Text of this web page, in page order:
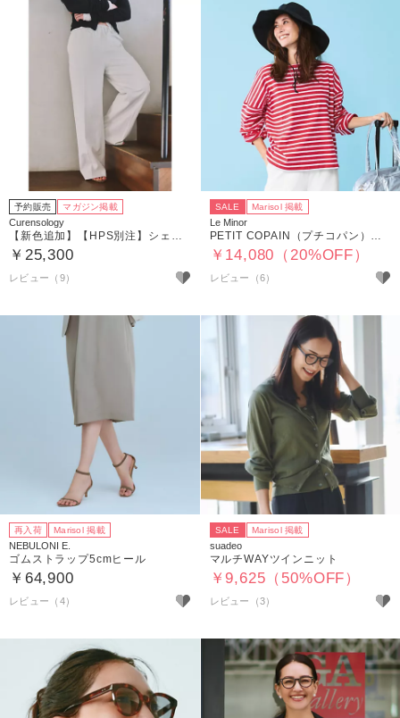
予約販売 マガジン掲載
Curensology
【新色追加】【HPS別注】シェルタリングワイドパンツ
￥25,300
レビュー（9）
SALE Marisol 掲載
Le Minor
PETIT COPAIN（プチコパン）ボーダーカットソー
￥14,080（20%OFF）
レビュー（6）
再入荷 Marisol 掲載
NEBULONI E.
ゴムストラップ5cmヒール
￥64,900
レビュー（4）
SALE Marisol 掲載
suadeo
マルチWAYツインニット
￥9,625（50%OFF）
レビュー（3）